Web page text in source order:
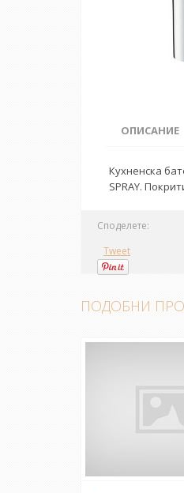
ОПИСАНИЕ
Кухненска
SPRAY.
Споделете:
Tweet
ПОДОБНИ